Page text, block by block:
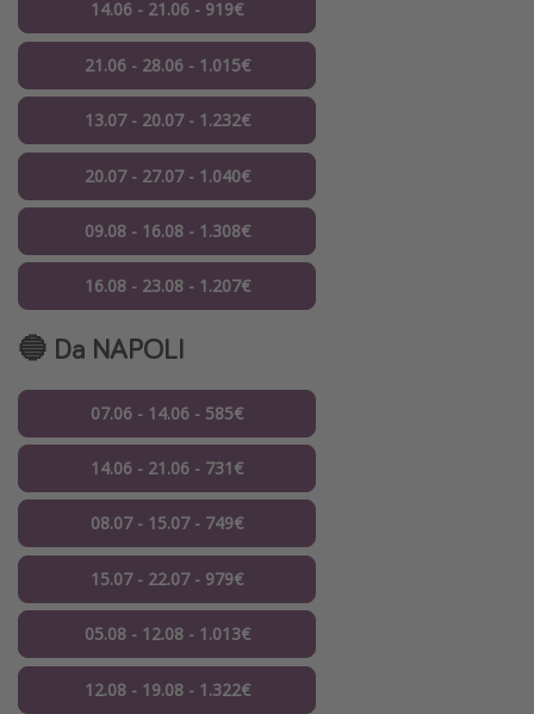
14.06 - 21.06 - 919€
21.06 - 28.06 - 1.015€
13.07 - 20.07 - 1.232€
20.07 - 27.07 - 1.040€
09.08 - 16.08 - 1.308€
16.08 - 23.08 - 1.207€
🔵 Da NAPOLI
07.06 - 14.06 - 585€
14.06 - 21.06 - 731€
08.07 - 15.07 - 749€
15.07 - 22.07 - 979€
05.08 - 12.08 - 1.013€
12.08 - 19.08 - 1.322€